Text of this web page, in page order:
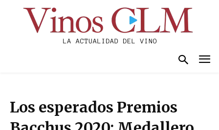
Los esperados Premios